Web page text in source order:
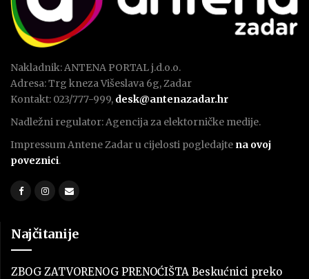
Nakladnik: ANTENA PORTAL j.d.o.o.
Adresa: Trg kneza Višeslava 6g, Zadar
Kontakt: 023/777-999, desk@antenazadar.hr
Nadležni regulator: Agencija za elektorničke medije.
Impressum Antene Zadar u cijelosti pogledajte na ovoj
poveznici.
Najčitanije
ZBOG ZATVORENOG PRENOĆIŠTA Beskućnici preko